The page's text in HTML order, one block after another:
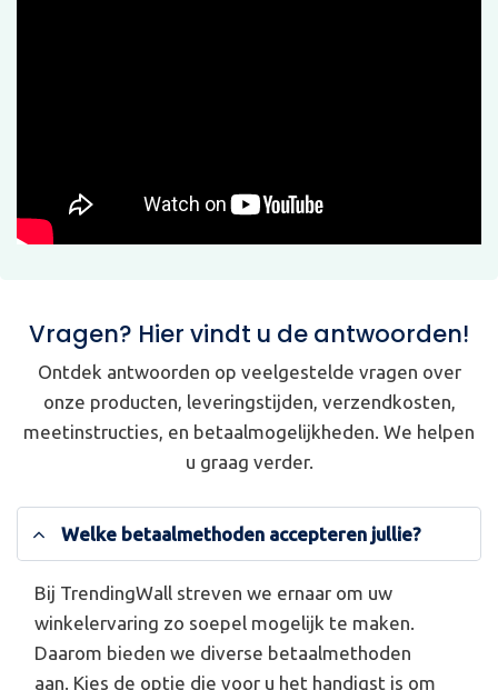
Vragen? Hier vindt u de antwoorden!
Ontdek antwoorden op veelgestelde vragen over
onze producten, leveringstijden, verzendkosten,
meetinstructies, en betaalmogelijkheden. We helpen
u graag verder.
Welke betaalmethoden accepteren jullie?
Bij TrendingWall streven we ernaar om uw
winkelervaring zo soepel mogelijk te maken.
Daarom bieden we diverse betaalmethoden
aan. Kies de optie die voor u het handigst is om